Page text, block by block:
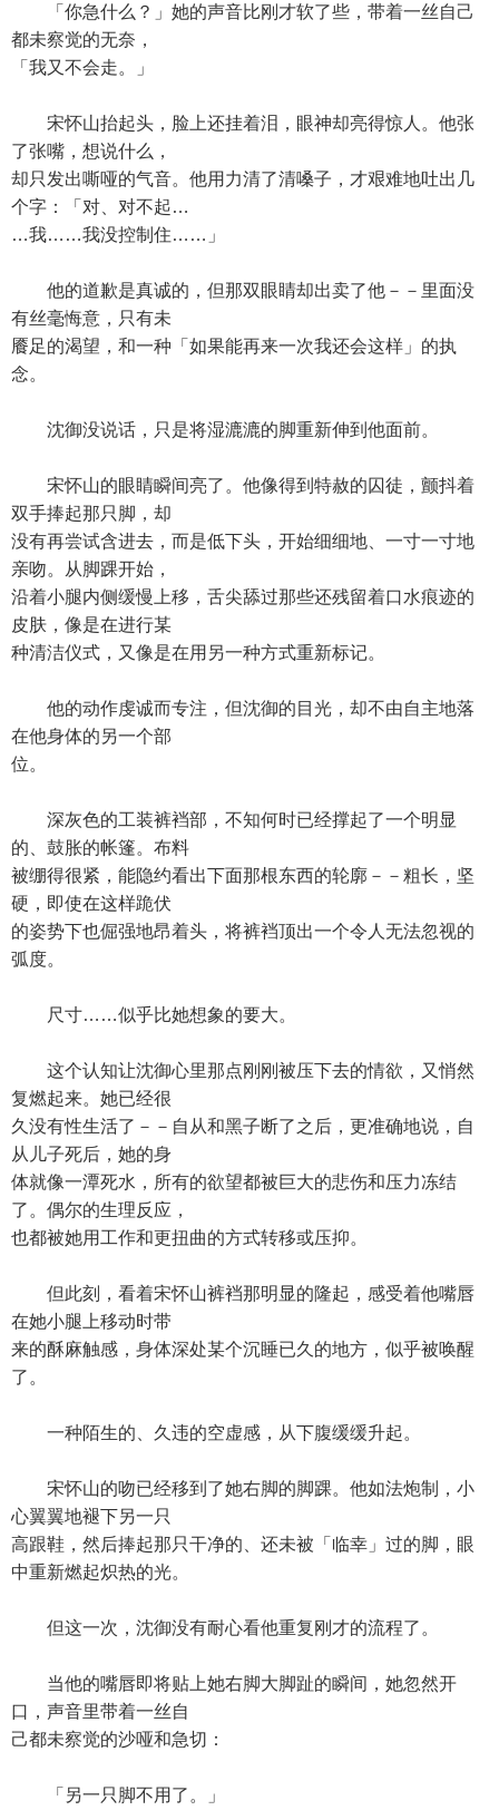
「你急什么？」她的声音比刚才软了些，带着一丝自己
都未察觉的无奈，
「我又不会走。」
宋怀山抬起头，脸上还挂着泪，眼神却亮得惊人。他张
了张嘴，想说什么，
却只发出嘶哑的气音。他用力清了清嗓子，才艰难地吐出几
个字：「对、对不起…
…我……我没控制住……」
他的道歉是真诚的，但那双眼睛却出卖了他－－里面没
有丝毫悔意，只有未
餍足的渴望，和一种「如果能再来一次我还会这样」的执
念。
沈御没说话，只是将湿漉漉的脚重新伸到他面前。
宋怀山的眼睛瞬间亮了。他像得到特赦的囚徒，颤抖着
双手捧起那只脚，却
没有再尝试含进去，而是低下头，开始细细地、一寸一寸地
亲吻。从脚踝开始，
沿着小腿内侧缓慢上移，舌尖舔过那些还残留着口水痕迹的
皮肤，像是在进行某
种清洁仪式，又像是在用另一种方式重新标记。
他的动作虔诚而专注，但沈御的目光，却不由自主地落
在他身体的另一个部
位。
深灰色的工装裤裆部，不知何时已经撑起了一个明显
的、鼓胀的帐篷。布料
被绷得很紧，能隐约看出下面那根东西的轮廓－－粗长，坚
硬，即使在这样跪伏
的姿势下也倔强地昂着头，将裤裆顶出一个令人无法忽视的
弧度。
尺寸……似乎比她想象的要大。
这个认知让沈御心里那点刚刚被压下去的情欲，又悄然
复燃起来。她已经很
久没有性生活了－－自从和黑子断了之后，更准确地说，自
从儿子死后，她的身
体就像一潭死水，所有的欲望都被巨大的悲伤和压力冻结
了。偶尔的生理反应，
也都被她用工作和更扭曲的方式转移或压抑。
但此刻，看着宋怀山裤裆那明显的隆起，感受着他嘴唇
在她小腿上移动时带
来的酥麻触感，身体深处某个沉睡已久的地方，似乎被唤醒
了。
一种陌生的、久违的空虚感，从下腹缓缓升起。
宋怀山的吻已经移到了她右脚的脚踝。他如法炮制，小
心翼翼地褪下另一只
高跟鞋，然后捧起那只干净的、还未被「临幸」过的脚，眼
中重新燃起炽热的光。
但这一次，沈御没有耐心看他重复刚才的流程了。
当他的嘴唇即将贴上她右脚大脚趾的瞬间，她忽然开
口，声音里带着一丝自
己都未察觉的沙哑和急切：
「另一只脚不用了。」